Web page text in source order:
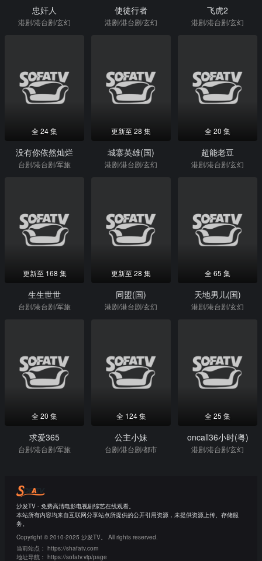
忠奸人
港剧/港台剧/玄幻
使徒行者
港剧/港台剧/玄幻
飞虎2
港剧/港台剧/玄幻
全 24 集
没有你依然灿烂
台剧/港台剧/军旅
更新至 28 集
城寨英雄(国)
港剧/港台剧/玄幻
全 20 集
超能老豆
港剧/港台剧/玄幻
更新至 168 集
生生世世
台剧/港台剧/军旅
更新至 28 集
同盟(国)
港剧/港台剧/玄幻
全 65 集
天地男儿(国)
港剧/港台剧/玄幻
全 20 集
求爱365
台剧/港台剧/军旅
全 124 集
公主小妹
台剧/港台剧/都市
全 25 集
oncall36小时(粤)
港剧/港台剧/玄幻
沙发TV - 免费高清电影电视剧综艺在线观看。
本站所有内容均来自互联网分享站点所提供的公开引用资源，未提供资源上传、存储服
务。
Copyright © 2010-2025 沙发TV。 All rights reserved.
当前站点： https://shafatv.com
地址导航： https://sofatv.vip/page